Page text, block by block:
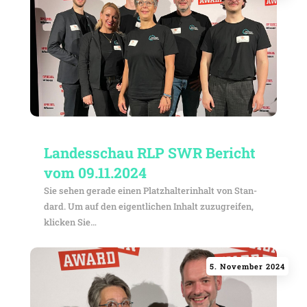
Landes­schau RLP SWR Bericht
vom 09.11.2024
Sie sehen gerade einen Platz­hal­ter­in­halt von Stan­
dard. Um auf den eigent­li­chen Inhalt zuzu­greifen,
klicken Sie…
5. November 2024